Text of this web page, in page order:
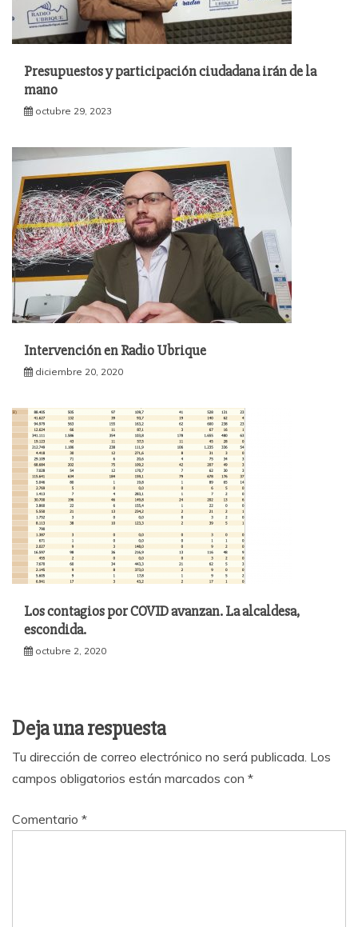
Presupuestos y participación ciudadana irán de la
mano
octubre 29, 2023
Intervención en Radio Ubrique
diciembre 20, 2020
Los contagios por COVID avanzan. La alcaldesa,
escondida.
octubre 2, 2020
Deja una respuesta
Tu dirección de correo electrónico no será publicada. Los
campos obligatorios están marcados con *
Comentario *